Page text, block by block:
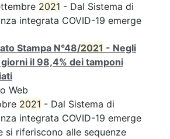
2021 - Dal Sistema di
integrata COVID-19 emerge
Stampa N°48/2021 - Negli
il 98,4% dei tamponi
Web
2021 - Dal Sistema di
integrata COVID-19 emerge
si riferiscono alle sequenze